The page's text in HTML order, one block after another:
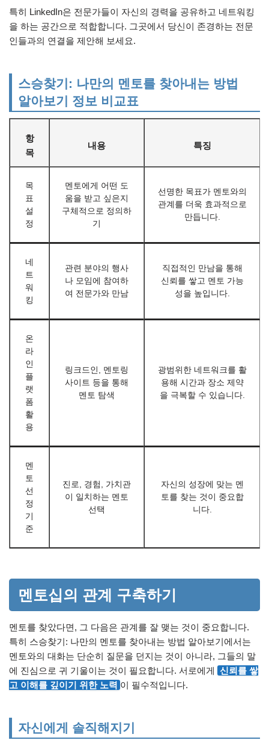
특히 LinkedIn은 전문가들이 자신의 경력을 공유하고 네트워킹
을 하는 공간으로 적합합니다. 그곳에서 당신이 존경하는 전문
인들과의 연결을 제안해 보세요.
스승찾기: 나만의 멘토를 찾아내는 방법
알아보기 정보 비교표
항
목
내용 특징
목
표
설
정
멘토에게 어떤 도
움을 받고 싶은지
구체적으로 정의하
기
선명한 목표가 멘토와의
관계를 더욱 효과적으로
만듭니다.
네
트
워
킹
관련 분야의 행사
나 모임에 참여하
여 전문가와 만남
직접적인 만남을 통해
신뢰를 쌓고 멘토 가능
성을 높입니다.
온
라
인
플
랫
폼
활
용
링크드인, 멘토링
사이트 등을 통해
멘토 탐색
광범위한 네트워크를 활
용해 시간과 장소 제약
을 극복할 수 있습니다.
멘
토
선
정
기
준
진로, 경험, 가치관
이 일치하는 멘토
선택
자신의 성장에 맞는 멘
토를 찾는 것이 중요합
니다.
멘토십의 관계 구축하기
멘토를 찾았다면, 그 다음은 관계를 잘 맺는 것이 중요합니다.
특히 스승찾기: 나만의 멘토를 찾아내는 방법 알아보기에서는
멘토와의 대화는 단순히 질문을 던지는 것이 아니라, 그들의 말
에 진심으로 귀 기울이는 것이 필요합니다. 서로에게 신뢰를 쌓
고 이해를 깊이기 위한 노력 이 필수적입니다.
자신에게 솔직해지기